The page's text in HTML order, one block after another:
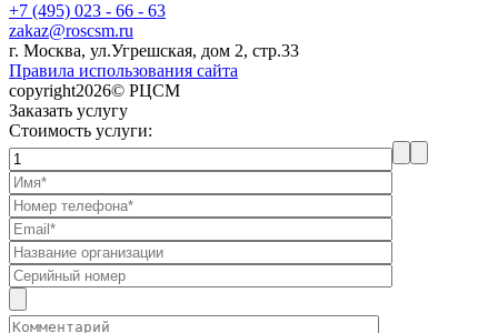
+7 (495) 023 - 66 - 63
zakaz@roscsm.ru
г. Москва, ул.Угрешская, дом 2, стр.33
Правила использования сайта
copyright2026© РЦСМ
Заказать услугу
Стоимость услуги: